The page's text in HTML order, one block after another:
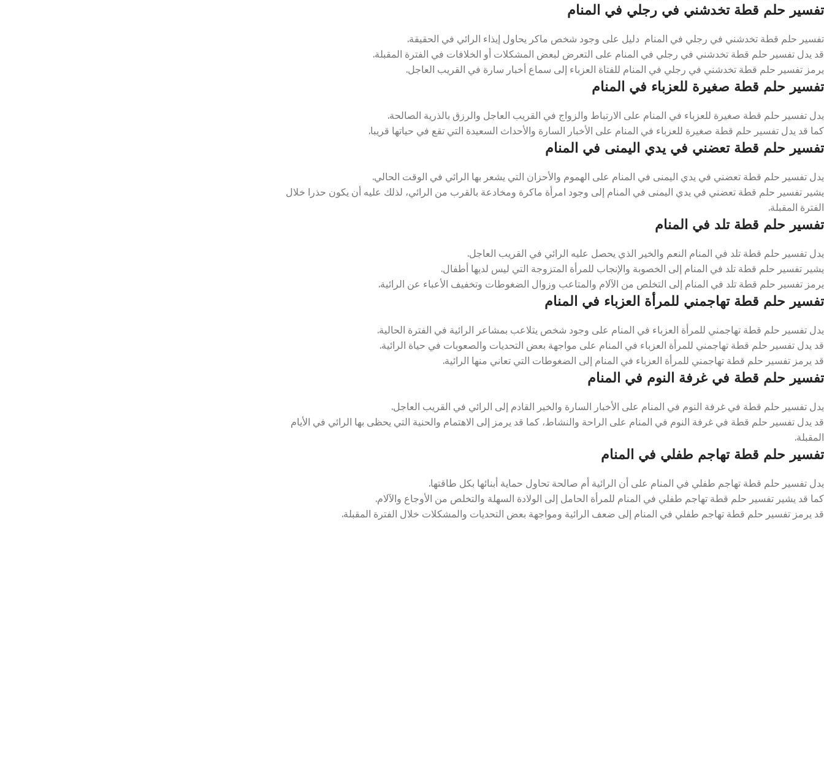
تفسير حلم قطة تخدشني في رجلي في المنام
تفسير حلم قطة تخدشني في رجلي في المنام دليل على وجود شخص ماكر يحاول إيذاء الرائي في الحقيقة.
قد يدل تفسير حلم قطة تخدشني في رجلي في المنام على التعرض لبعض المشكلات أو الخلافات في الفترة المقبلة.
يرمز تفسير حلم قطة تخدشني في رجلي في المنام للفتاة العزباء إلى سماع أخبار سارة في القريب العاجل.
تفسير حلم قطة صغيرة للعزباء في المنام
يدل تفسير حلم قطة صغيرة للعزباء في المنام على الارتباط والزواج في القريب العاجل والرزق بالذرية الصالحة.
كما قد يدل تفسير حلم قطة صغيرة للعزباء في المنام على الأخبار السارة والأحداث السعيدة التي تقع في حياتها قريبا.
تفسير حلم قطة تعضني في يدي اليمنى في المنام
يدل تفسير حلم قطة تعضني في يدي اليمنى في المنام على الهموم والأحزان التي يشعر بها الرائي في الوقت الحالي.
يشير تفسير حلم قطة تعضني في يدي اليمنى في المنام إلى وجود امرأة ماكرة ومخادعة بالقرب من الرائي، لذلك عليه أن يكون حذرا خلال
الفترة المقبلة.
تفسير حلم قطة تلد في المنام
يدل تفسير حلم قطة تلد في المنام النعم والخير الذي يحصل عليه الرائي في القريب العاجل.
يشير تفسير حلم قطة تلد في المنام إلى الخصوبة والإنجاب للمرأة المتزوجة التي ليس لديها أطفال.
يرمز تفسير حلم قطة تلد في المنام إلى التخلص من الآلام والمتاعب وزوال الضغوطات وتخفيف الأعباء عن الرائية.
تفسير حلم قطة تهاجمني للمرأة العزباء في المنام
يدل تفسير حلم قطة تهاجمني للمرأة العزباء في المنام على وجود شخص يتلاعب بمشاعر الرائية في الفترة الحالية.
قد يدل تفسير حلم قطة تهاجمني للمرأة العزباء في المنام على مواجهة بعض التحديات والصعوبات في حياة الرائية.
قد يرمز تفسير حلم قطة تهاجمني للمرأة العزباء في المنام إلى الضغوطات التي تعاني منها الرائية.
تفسير حلم قطة في غرفة النوم في المنام
يدل تفسير حلم قطة في غرفة النوم في المنام على الأخبار السارة والخير القادم إلى الرائي في القريب العاجل.
قد يدل تفسير حلم قطة في غرفة النوم في المنام على الراحة والنشاط، كما قد يرمز إلى الاهتمام والحنية التي يحظى بها الرائي في الأيام
المقبلة.
تفسير حلم قطة تهاجم طفلي في المنام
يدل تفسير حلم قطة تهاجم طفلي في المنام على أن الرائية أم صالحة تحاول حماية أبنائها بكل طاقتها.
كما قد يشير تفسير حلم قطة تهاجم طفلي في المنام للمرأة الحامل إلى الولادة السهلة والتخلص من الأوجاع والآلام.
قد يرمز تفسير حلم قطة تهاجم طفلي في المنام إلى ضعف الرائية ومواجهة بعض التحديات والمشكلات خلال الفترة المقبلة.